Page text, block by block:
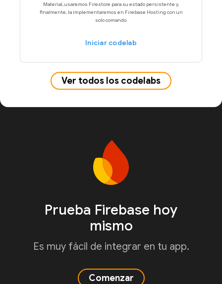
Material, usaremos Firestore para su estado persistente y,
finalmente, la implementaremos en Firebase Hosting con un
solo comando.
Iniciar codelab
Ver todos los codelabs
Prueba Firebase hoy
mismo
Es muy fácil de integrar en tu app.
Comenzar